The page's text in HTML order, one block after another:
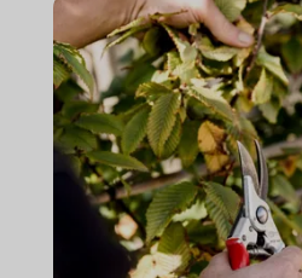
Zon/Halfschaduw
Ja
Hele jaar door (vermijdt
Vlinders en bijen.